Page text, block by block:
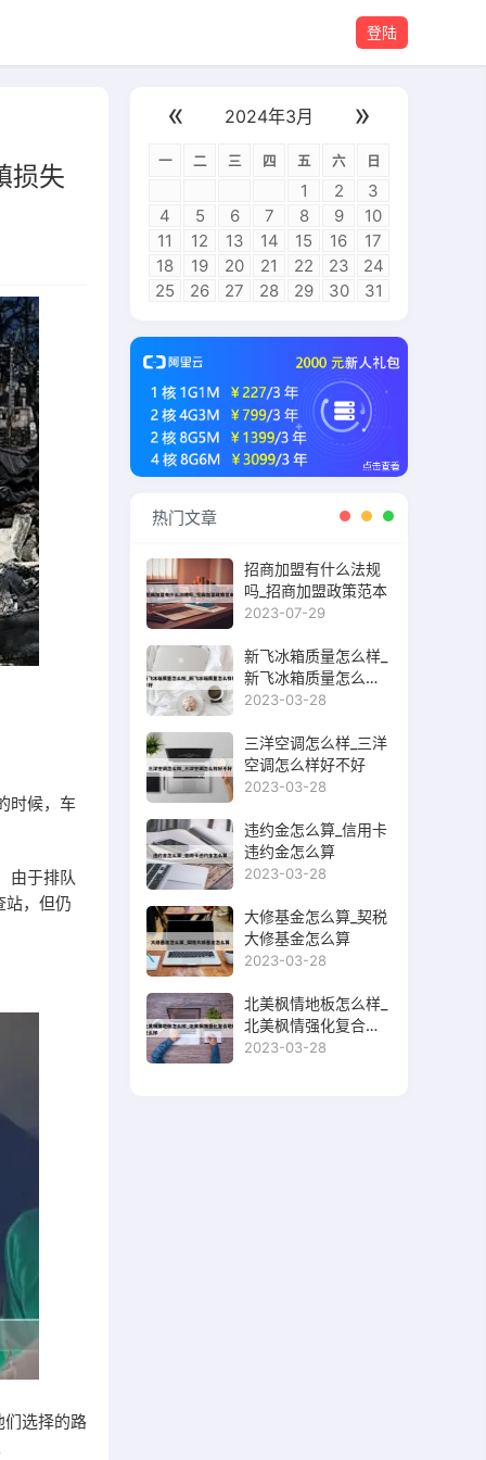
登陆
损失
时候，车
由于排队
站，但仍
们选择的路
« 2024年3月 »
一 二 三 四 五 六 日
1 2
3
4
5 6 7 8 9
10
11
12 13 14 15 16
17
18
19 20 21 22 23
24
25
26 27 28 29 30 31
热门文章
招商加盟有什么法规
吗_招商加盟政策范本
2023-07-29
新飞冰箱质量怎么样_
新飞冰箱质量怎么样
好不好
2023-03-28
三洋空调怎么样_三洋
空调怎么样好不好
2023-03-28
违约金怎么算_信用卡
违约金怎么算
2023-03-28
大修基金怎么算_契税
大修基金怎么算
2023-03-28
北美枫情地板怎么样_
北美枫情强化复合地
板怎么样
2023-03-28